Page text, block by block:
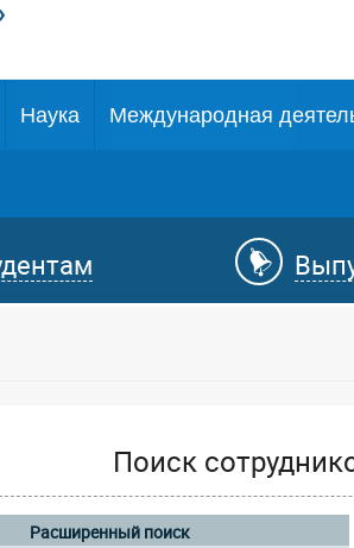
Наука Международная
Поиск
Расширенный поиск